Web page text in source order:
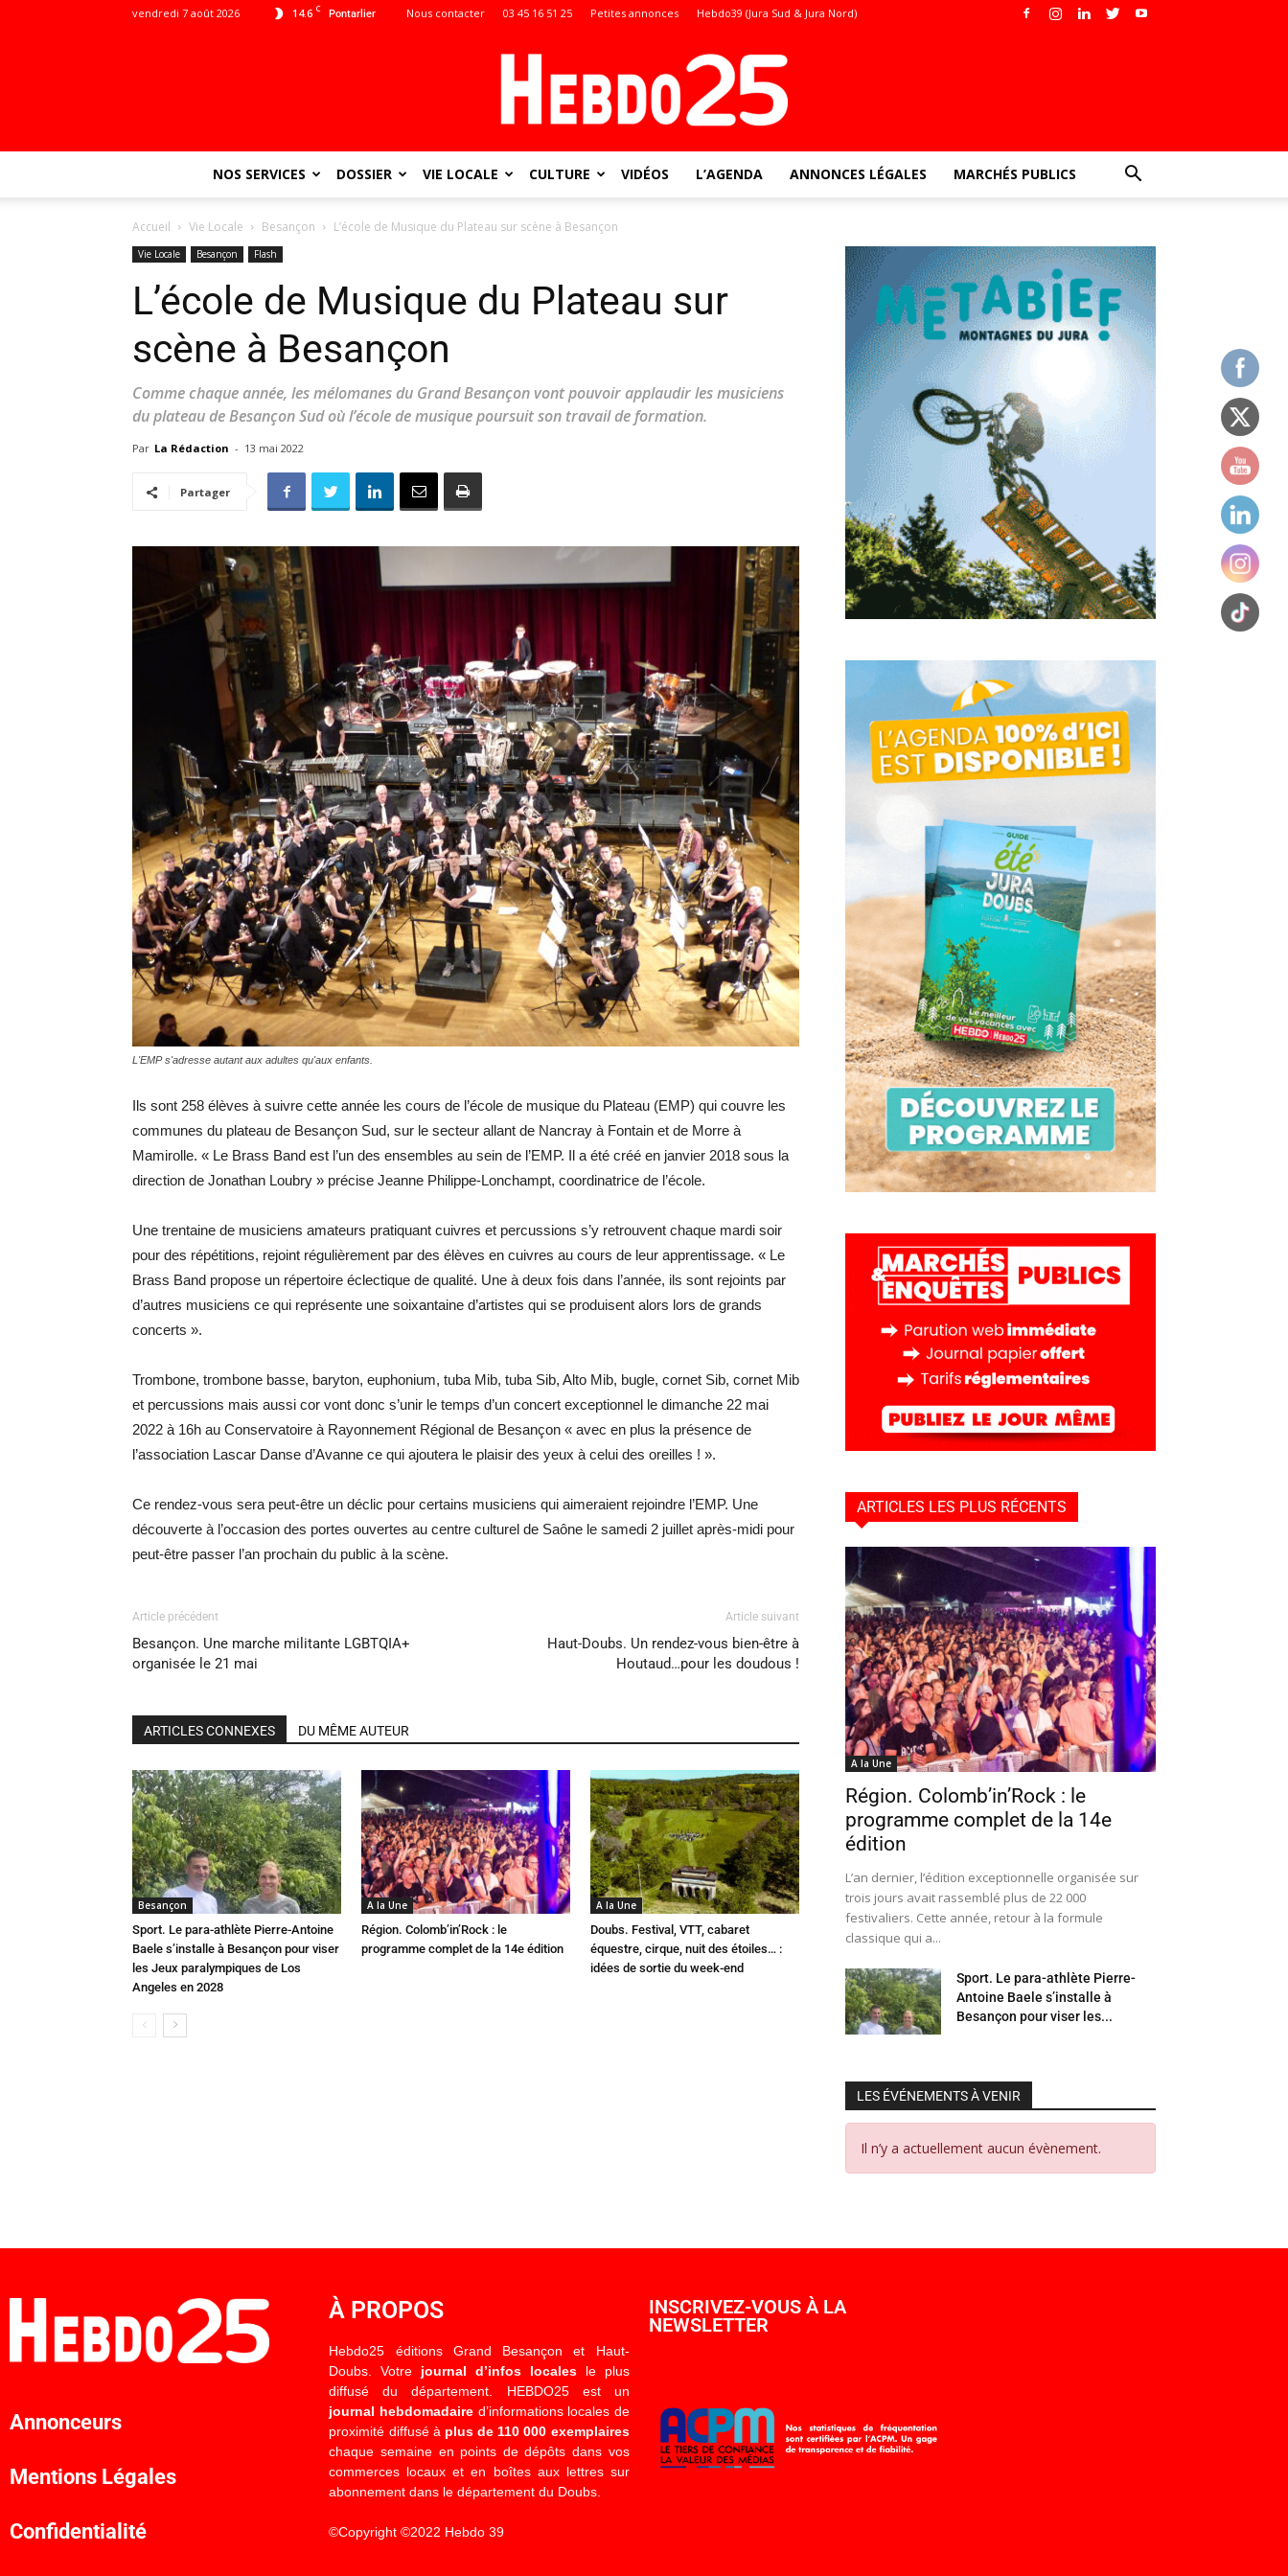
14.6 C Pontarlier
vendredi 7 août 2026 Nous contacter 03 45 16 51 25 Petites annonces Hebdo39 (Jura Sud & Jura Nord)
:
locale
–
Hebdo25
NOS SERVICES DOSSIER VIE LOCALE CULTURE VIDÉOS L’AGENDA ANNONCES LÉGALES MARCHÉS PUBLICS
Accueil Vie Locale Besançon L’école de Musique du Plateau sur scène à Besançon
Vie Locale Besançon Flash
L’école de Musique du Plateau sur
scène à Besançon
Comme chaque année, les mélomanes du Grand Besançon vont pouvoir applaudir les musiciens
du plateau de Besançon Sud où l’école de musique poursuit son travail de formation.
Par La Rédaction - 13 mai 2022
Partager
L'EMP s'adresse autant aux adultes qu'aux enfants.
Ils sont 258 élèves à suivre cette année les cours de l’école de musique du Plateau (EMP) qui couvre les
communes du plateau de Besançon Sud, sur le secteur allant de Nancray à Fontain et de Morre à
Mamirolle. « Le Brass Band est l’un des ensembles au sein de l’EMP. Il a été créé en janvier 2018 sous la
direction de Jonathan Loubry » précise Jeanne Philippe-Lonchampt, coordinatrice de l’école.
Une trentaine de musiciens amateurs pratiquant cuivres et percussions s’y retrouvent chaque mardi soir
pour des répétitions, rejoint régulièrement par des élèves en cuivres au cours de leur apprentissage. « Le
Brass Band propose un répertoire éclectique de qualité. Une à deux fois dans l’année, ils sont rejoints par
d’autres musiciens ce qui représente une soixantaine d’artistes qui se produisent alors lors de grands
concerts ».
Trombone, trombone basse, baryton, euphonium, tuba Mib, tuba Sib, Alto Mib, bugle, cornet Sib, cornet Mib
et percussions mais aussi cor vont donc s’unir le temps d’un concert exceptionnel le dimanche 22 mai
2022 à 16h au Conservatoire à Rayonnement Régional de Besançon « avec en plus la présence de
l’association Lascar Danse d’Avanne ce qui ajoutera le plaisir des yeux à celui des oreilles ! ». ​
Ce rendez-vous sera peut-être un déclic pour certains musiciens qui aimeraient rejoindre l’EMP. Une
découverte à l’occasion des portes ouvertes au centre culturel de Saône le samedi 2 juillet après-midi pour
peut-être passer l’an prochain du public à la scène.
Article précédent
Besançon. Une marche militante LGBTQIA+
organisée le 21 mai
Article suivant
Haut-Doubs. Un rendez-vous bien-être à
Houtaud…pour les doudous !
ARTICLES CONNEXES DU MÊME AUTEUR
Besançon
Sport. Le para-athlète Pierre-Antoine
Baele s’installe à Besançon pour viser
les Jeux paralympiques de Los
Angeles en 2028
A la Une
Région. Colomb’in’Rock : le
programme complet de la 14e édition
A la Une
Doubs. Festival, VTT, cabaret
équestre, cirque, nuit des étoiles… :
idées de sortie du week-end
ARTICLES LES PLUS RÉCENTS
A la Une
Région. Colomb’in’Rock : le
programme complet de la 14e
édition
L’an dernier, l’édition exceptionnelle organisée sur
trois jours avait rassemblé plus de 22 000
festivaliers. Cette année, retour à la formule
classique qui a...
Sport. Le para-athlète Pierre-
Antoine Baele s’installe à
Besançon pour viser les...
LES ÉVÉNEMENTS À VENIR
Il n’y a actuellement aucun évènement.
Annonceurs
Mentions Légales
Confidentialité
À PROPOS
Hebdo25 éditions Grand Besançon et Haut-
Doubs. Votre journal d’infos localesle plus
diffusé du département. HEBDO25 est un
journal hebdomadaired’informations locales de
proximité diffusé à plus de 110 000 exemplaires
chaque semaine en points de dépôts dans vos
commerces locaux et en boîtes aux lettres sur
abonnement dans le département du Doubs.
©Copyright ©2022 Hebdo 39
INSCRIVEZ-VOUS À LA
NEWSLETTER